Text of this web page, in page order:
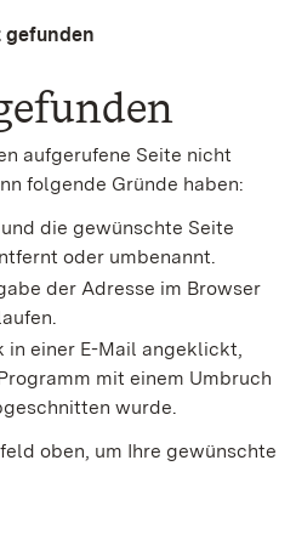
gefunden
aufgerufene Seite nicht
folgende Gründe haben:
die gewünschte Seite
oder umbenannt.
der Adresse im Browser
in einer E-Mail angeklickt,
mit einem Umbruch
wurde.
oben, um Ihre gewünschte